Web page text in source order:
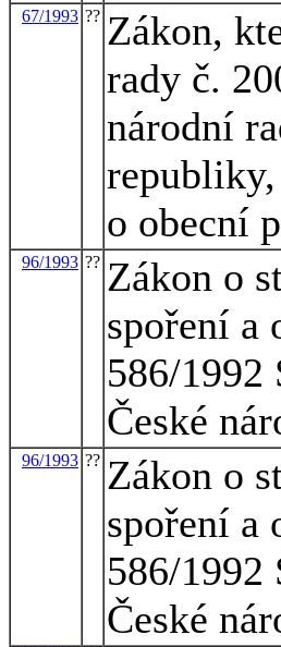
67/1993 ?? Zákon,
rady č.
národní
republiky,
o obecní
96/1993 ?? Zákon o
spoření a
586/1992
České
96/1993 ?? Zákon o
spoření a
586/1992
České